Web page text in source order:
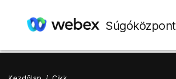
Súgóközpont